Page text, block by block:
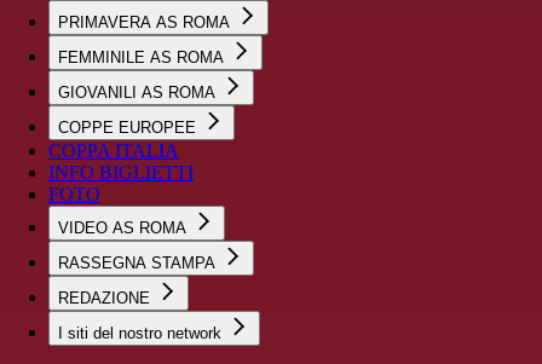
PRIMAVERA AS ROMA
FEMMINILE AS ROMA
GIOVANILI AS ROMA
COPPE EUROPEE
COPPA ITALIA
INFO BIGLIETTI
FOTO
VIDEO AS ROMA
RASSEGNA STAMPA
REDAZIONE
I siti del nostro network